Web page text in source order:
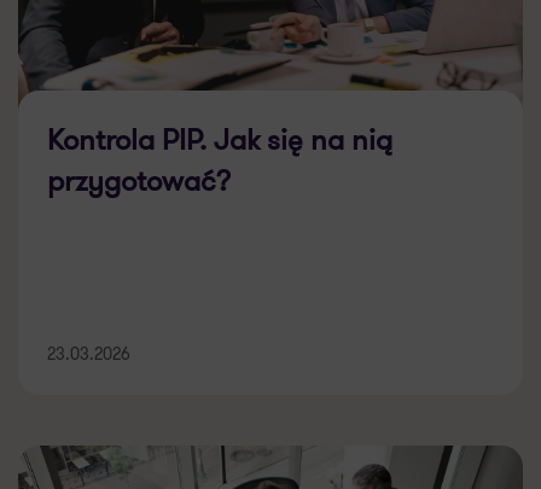
Kontrola PIP. Jak się na nią
przygotować?
23.03.2026